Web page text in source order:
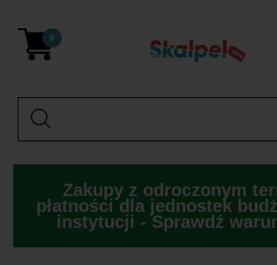
0
Zakupy z odroczonym
płatności dla jednostek
instytucji - Sprawdź